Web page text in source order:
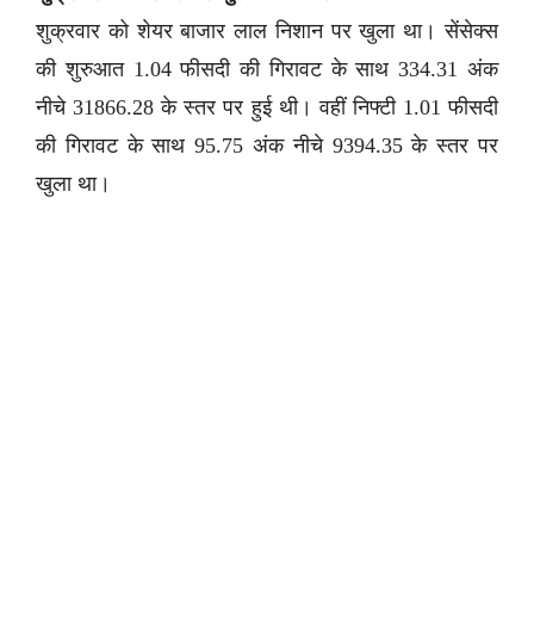
शुक्रवार को शेयर बाजार लाल निशान पर खुला था। सेंसेक्स
की शुरुआत 1.04 फीसदी की गिरावट के साथ 334.31 अंक
नीचे 31866.28 के स्तर पर हुई थी। वहीं निफ्टी 1.01 फीसदी
की गिरावट के साथ 95.75 अंक नीचे 9394.35 के स्तर पर
खुला था।